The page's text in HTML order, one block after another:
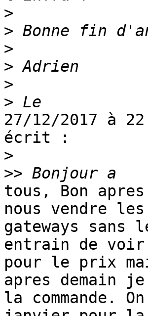
>
>
>
>
>
>
27/12/2017 à
écrit :
>
>>
tous, Bon
nous vendre les
gateways
entrain de voir
pour le prix
apres demain je
la commande.